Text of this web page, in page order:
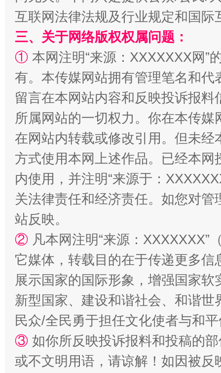
招工难、用工荒背后
互联网法律法规及行业规定和国
三、关于网络版权权属问题：
① 本网注明“来源：XXXXXXX网”
有。本传媒网站拥有管理笔名和
留言在本网站内容和反映投诉报
所属网站的一切权力。你在本传
在网站内转载或修改引用。但未
方式使用本网上述作品。已经本
内使用，并注明“来源于：
关法律责任和经济责任。如您对
站反映。
② 凡本网注明“来源：
它媒体，转载目的在于传递更多
展示国家的国际形象，增强国家
新型国家、建设和谐社会、和谐
民众/全民勇于担任文化使者与和
③ 如你所反映投诉报料和投稿的
或不文明用语，请谅解！如因被